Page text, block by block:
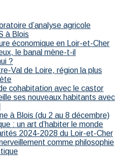
d’analyse agricole
à Blois
économique en Loir-et-Cher
le banal mène-t-il
?
Val de Loire, région la plus
cohabitation avec le castor
ses nouveaux habitants avec
à Blois (du 2 au 8 décembre)
: un art d’habiter le monde
2024-2028 du Loir-et-Cher
comme philosophie